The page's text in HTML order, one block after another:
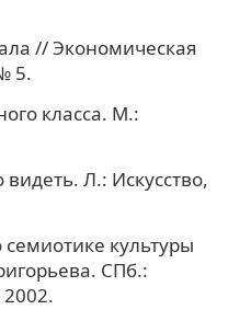
// Экономическая
5.
класса. М.:
Л.: Искусство,
культуры
СПб.: